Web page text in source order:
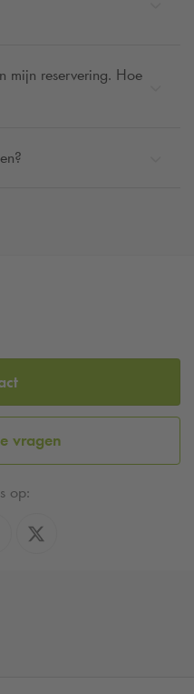
mijn reservering. Hoe
vragen
op: